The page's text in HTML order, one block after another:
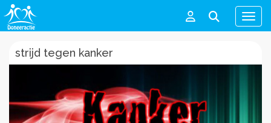
Menu
strijd tegen kanker